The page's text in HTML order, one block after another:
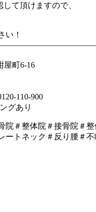
て頂けますので、
い！
町6-16
110-900
グあり
院＃整体院＃接骨院＃
ートネック＃反り腰＃